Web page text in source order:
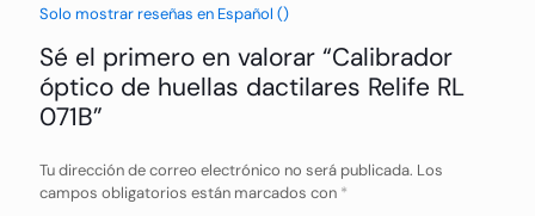
Solo mostrar reseñas en Español ()
Sé el primero en valorar “Calibrador
óptico de huellas dactilares Relife RL
071B”
Tu dirección de correo electrónico no será publicada. Los
campos obligatorios están marcados con *